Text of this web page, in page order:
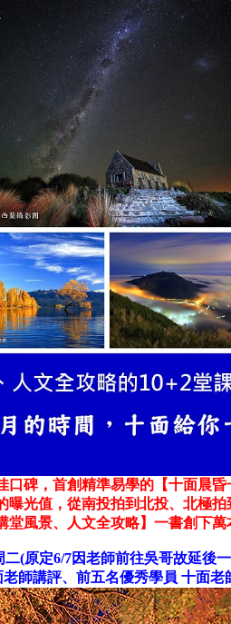
口碑，首創精準易學的【十面晨
曝光值，從南投拍到北投、北極
堂風景、人文全攻略】一書創下萬
二(原定6/7因老師前往吳哥故延後
師講評、前五名優秀學員 十面老